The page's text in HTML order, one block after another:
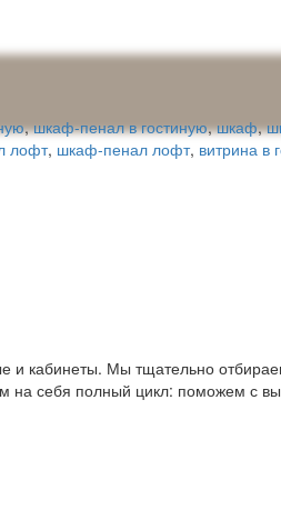
,шкаф-пенал в гостиную,шкаф,
лофт, шкаф-пенал лофт, витрина в
Мы тщательно
себя полный цикл: поможем с